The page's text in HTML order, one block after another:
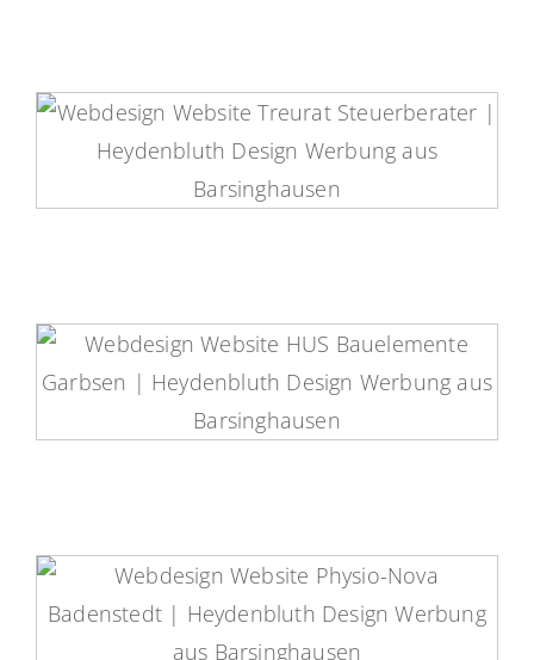
Treurat Steuerberatung Website
HUS Bauelemente Website
Physio-Nova Badenstedt Website